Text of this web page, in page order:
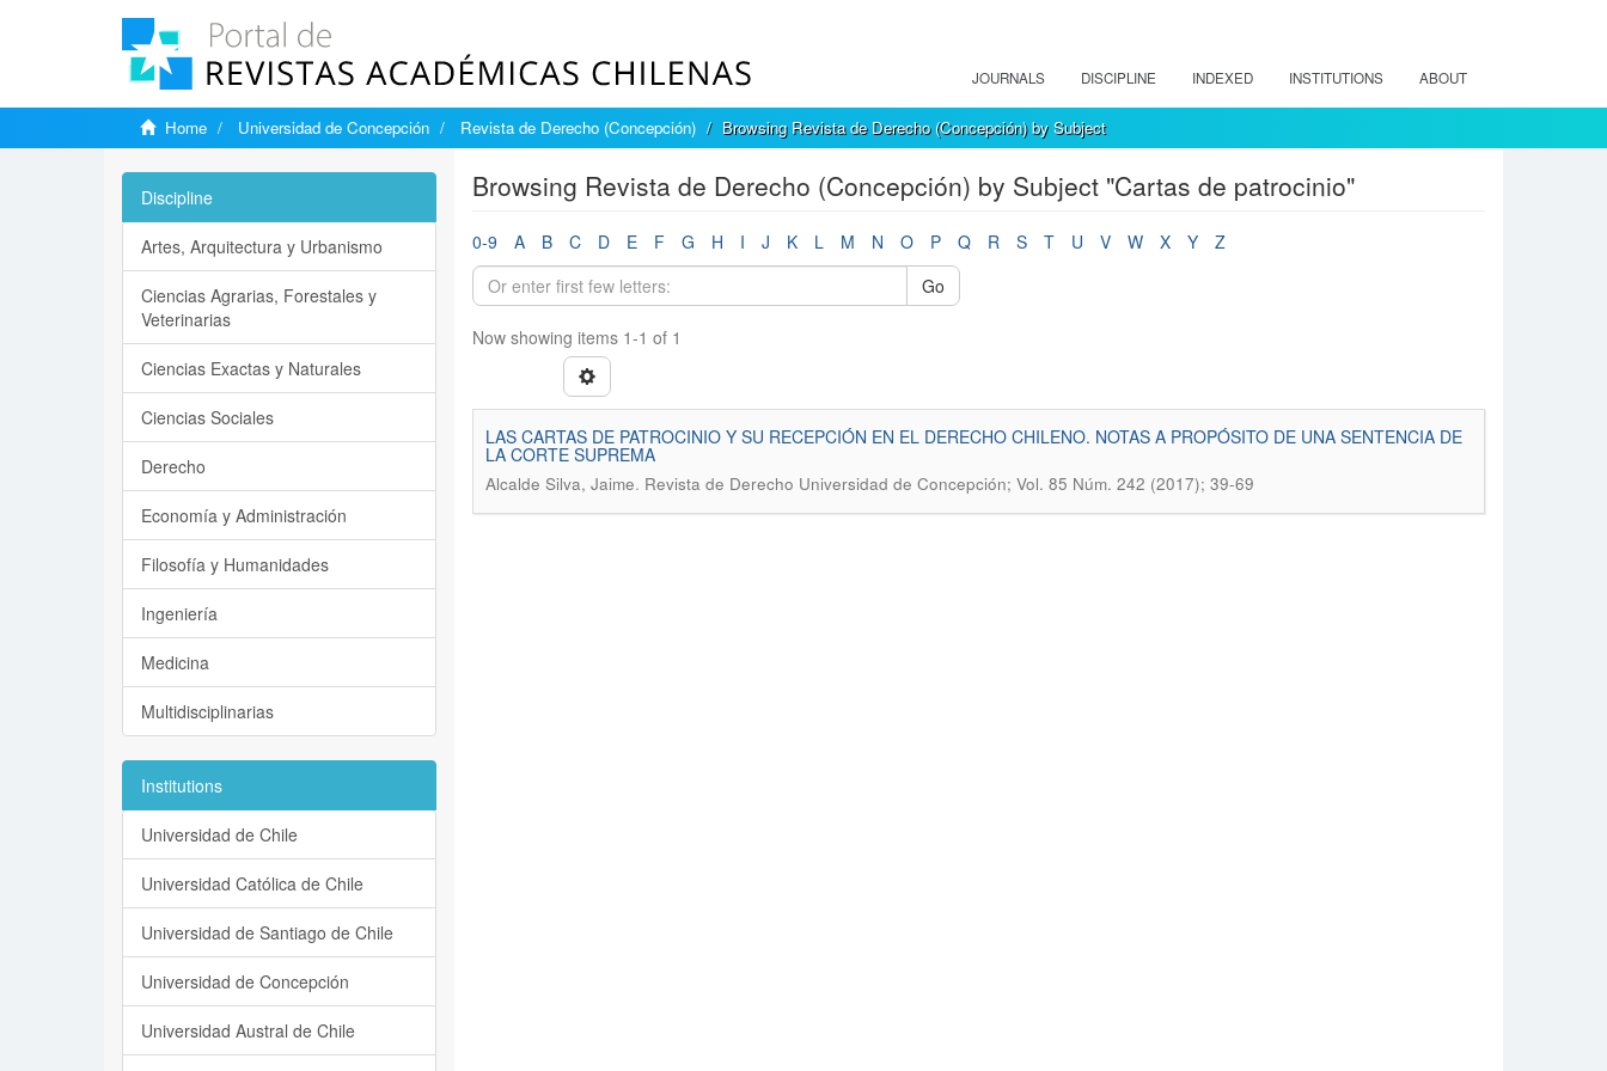
JOURNALS DISCIPLINE INDEXED INSTITUTIONS ABOUT
Home Universidad de Concepción Revista de Derecho (Concepción) Browsing Revista de Derecho (Concepción) by Subject
Browsing Revista de Derecho (Concepción) by Subject "Cartas de patrocinio"
0-9 A B C D E F G H I J K L M N O P Q R S T U V W X Y
Z
Go
Now showing items 1-1 of 1
LAS CARTAS DE PATROCINIO Y SU RECEPCIÓN EN EL DERECHO CHILENO. NOTAS A PROPÓSITO DE UNA SENTENCIA DE
LA CORTE SUPREMA
Alcalde Silva, Jaime. Revista de Derecho Universidad de Concepción; Vol. 85 Núm. 242 (2017); 39-69
Discipline
Artes, Arquitectura y Urbanismo
Ciencias Agrarias, Forestales y
Veterinarias
Ciencias Exactas y Naturales
Ciencias Sociales
Derecho
Economía y Administración
Filosofía y Humanidades
Ingeniería
Medicina
Multidisciplinarias
Institutions
Universidad de Chile
Universidad Católica de Chile
Universidad de Santiago de Chile
Universidad de Concepción
Universidad Austral de Chile